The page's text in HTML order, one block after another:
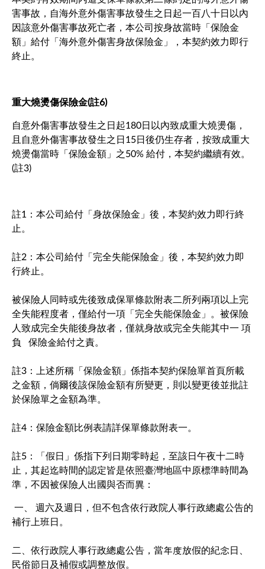
害事故，自海外意外傷害事故發生之日起一百八十日以內
因該意外傷害事故死亡者，本公司按身故當時「保險金
額」給付「海外意外傷害身故保險金」，本契約效力即行
終止。
重大燒燙傷保險金(註6)
自意外傷害事故發生之日起180日以內致成重大燒燙傷，
且自意外傷害事故發生之日15日後仍生存者，按致成重大
燒燙傷當時「保險金額」之50% 給付，本契約繼續有效。
(註3)
註1：本公司給付「身故保險金」後，本契約效力即行終
止。
註2：本公司給付「完全失能保險金」後，本契約效力即
行終止。
被保險人同時或先後致成保單條款附表二所列兩項以上完
全失能程度者，僅給付一項「完全失能保險金」。被保險
人致成完全失能後身故者，僅就身故或完全失能其中一 項
負 保險金給付之責。
註3：上述所稱「保險金額」係指本契約保險單首頁所載
之金額，倘爾後該保險金額有所變更，則以變更後並批註
於保險單之金額為準。
註4：保險金額比例表請詳保單條款附表一。
註5：「假日」係指下列日期零時起，至該日午夜十二時
止，其起迄時間的認定皆是依照臺灣地區中原標準時間為
準，不因被保險人出國與否而異：
一、 週六及週日，但不包含依行政院人事行政總處公告的
補行上班日。
二、依行政院人事行政總處公告，當年度放假的紀念日、
民俗節日及補假或調整放假。